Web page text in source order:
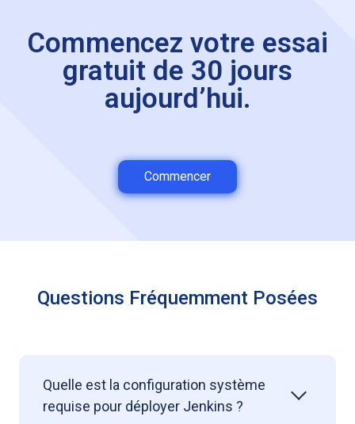
Commencez votre essai
gratuit de 30 jours
aujourd’hui.
Commencer
Questions Fréquemment Posées
Quelle est la configuration système
requise pour déployer Jenkins ?